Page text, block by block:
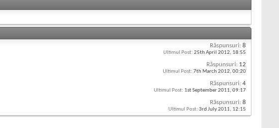
Răspunsuri: 8
Ultimul Post: 25th April 2012, 18:55
Răspunsuri: 12
Ultimul Post: 7th March 2012, 00:20
Răspunsuri: 4
Ultimul Post: 1st September 2011, 09:17
Răspunsuri: 8
Ultimul Post: 3rd July 2011, 12:15